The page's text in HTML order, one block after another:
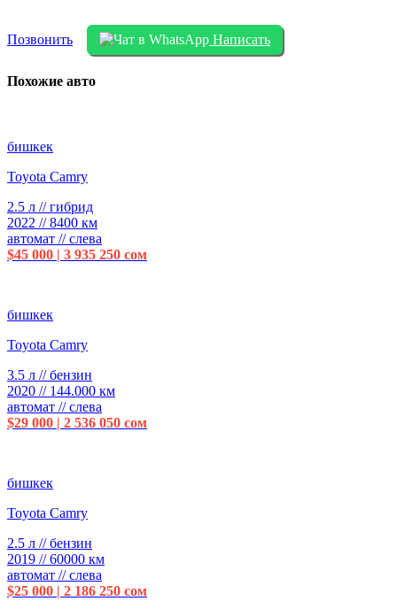
Позвонить Написать
Похожие авто
бишкек
Toyota Camry
2.5 л // гибрид
2022 // 8400 км
автомат // слева
$45 000 | 3 935 250 сом
бишкек
Toyota Camry
3.5 л // бензин
2020 // 144.000 км
автомат // слева
$29 000 | 2 536 050 сом
бишкек
Toyota Camry
2.5 л // бензин
2019 // 60000 км
автомат // слева
$25 000 | 2 186 250 сом